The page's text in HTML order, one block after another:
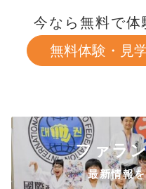
今なら無料で
無料体験・見
ファラ
最新情報